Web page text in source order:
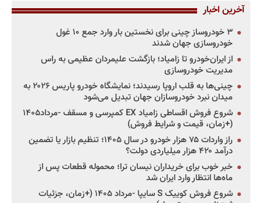
آخرین اخبار
۳ خودروساز چینی برای نخستین بار وارد جمع ۱۰ غول
خودروسازی جهان شدند
از ایران‌خودرو تا زامیاد؛ بازگشت علیمردان عظیمی به راس
مدیریت خودروسازی
چینی‌ها به قلب اروپا رسیدند؛ نمایشگاه خودرو پاریس ۲۰۲۶ به
میدان نبرد خودروسازان جهان تبدیل می‌شود
شروع فروش اقساطی زامیاد EX کمپرسی و مسقف -مرداد۱۴۰۵
(+زمان، قیمت و شرایط فروش)
راز واردات ۷۵ هزار خودرو در سال ۱۴۰۵؛ تنظیم بازار یا تضمین
درآمد ۴۲۰ هزار میلیاردی دولت؟
خبر خوب برای خریداران نیسان ترا؛ محموله قطعات پس از
ماه‌ها انتظار وارد ایران شد
شروع فروش کوییک S سایپا -مرداد ۱۴۰۵ (+زمان، جزئیات